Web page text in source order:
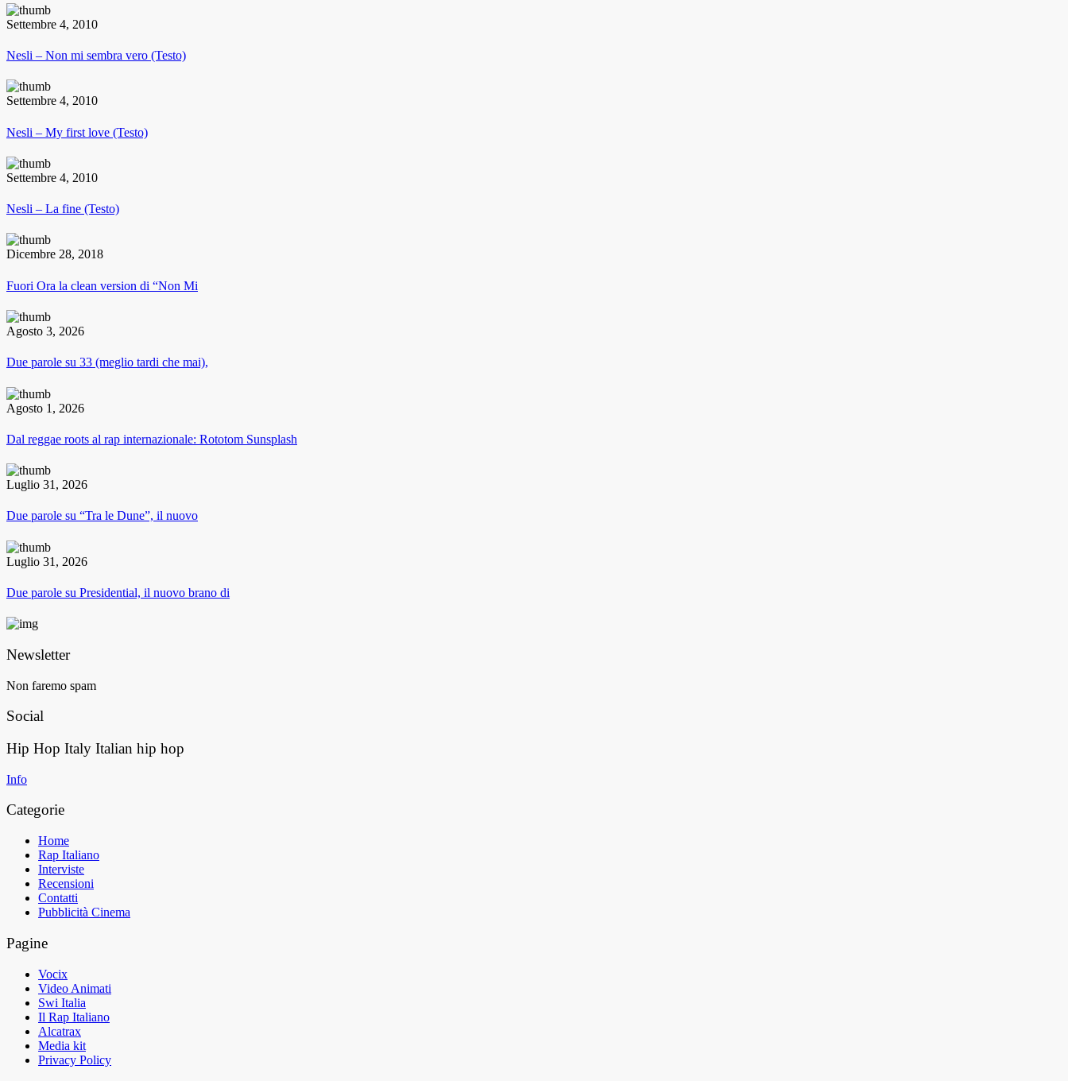
Settembre 4, 2010
Nesli – Non mi sembra vero (Testo)
Settembre 4, 2010
Nesli – My first love (Testo)
Settembre 4, 2010
Nesli – La fine (Testo)
Dicembre 28, 2018
Fuori Ora la clean version di “Non Mi
Agosto 3, 2026
Due parole su 33 (meglio tardi che mai),
Agosto 1, 2026
Dal reggae roots al rap internazionale: Rototom Sunsplash
Luglio 31, 2026
Due parole su “Tra le Dune”, il nuovo
Luglio 31, 2026
Due parole su Presidential, il nuovo brano di
Newsletter
Non faremo spam
Social
Hip Hop Italy Italian hip hop
Info
Categorie
Home
Rap Italiano
Interviste
Recensioni
Contatti
Pubblicità Cinema
Pagine
Vocix
Video Animati
Swi Italia
Il Rap Italiano
Alcatrax
Media kit
Privacy Policy